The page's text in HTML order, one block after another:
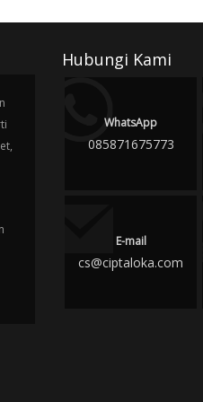
Hubungi Kami
WhatsApp
085871675773
E-mail
cs@ciptaloka.com